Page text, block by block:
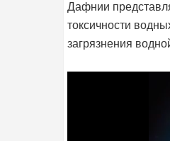
Дафнии
токсичности
загрязнения